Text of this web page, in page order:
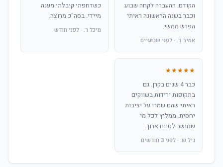
הקודם. ההעברה לקחה שבוע
וכבר בשנה הראשונה ראיתי
הפרש ממשי.
אמיר ד. · לפני שבועיים
כשדחפתי קיבלתי מענה
מיידי. בסה"כ מרוצה.
מיכל ר. · לפני חודש
★★★★★
כבר 4 שנים בקרן. גם
בתקופות ירידות בשווקים
ראיתי שהם שמרו על יציבות
יחסית. ממליץ לכל מי
שחושב לטווח ארוך.
גיל ש. · לפני 3 חודשים